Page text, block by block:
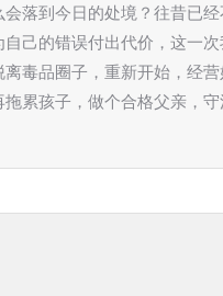
会落到今日的处境？往昔已
己的错误付出代价，这一
离毒品圈子，重新开始，经营
累孩子，做个合格父亲，